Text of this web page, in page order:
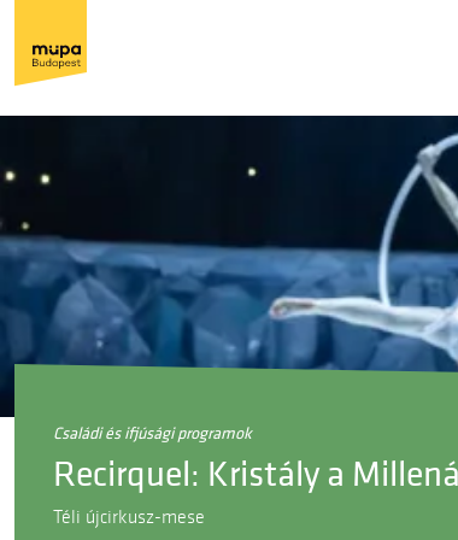
családi és ifjúsági programok
Recirquel: Kristály a
Téli újcirkusz-mese